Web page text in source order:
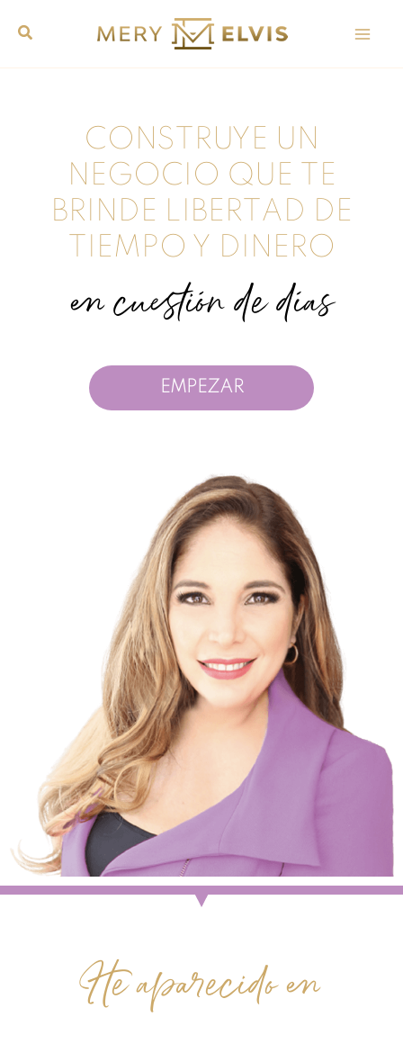
contenido
CONSTRUYE UN
NEGOCIO QUE TE
BRINDE LIBERTAD DE
TIEMPO Y DINERO
en cuestión de días
EMPEZAR
He aparecido en